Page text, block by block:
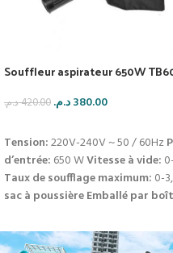
Souffleur aspirateur 650W
420.00د.م. 380.00د.م.
Tension:220V-240V ~ 50 / 60Hz
d’entrée: 650 WVitesse à vide:
Taux de soufflage maximum: 0-
sac à poussièreEmballé par